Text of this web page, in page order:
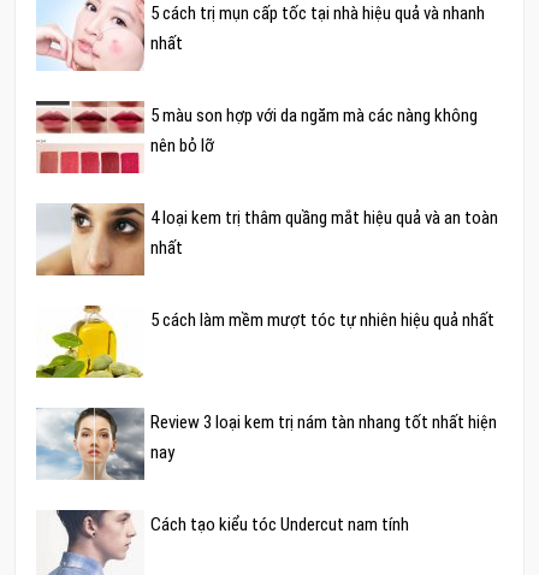
5 cách trị mụn cấp tốc tại nhà hiệu quả và nhanh
nhất
5 màu son hợp với da ngăm mà các nàng không
nên bỏ lỡ
4 loại kem trị thâm quầng mắt hiệu quả và an toàn
nhất
5 cách làm mềm mượt tóc tự nhiên hiệu quả nhất
Review 3 loại kem trị nám tàn nhang tốt nhất hiện
nay
Cách tạo kiểu tóc Undercut nam tính